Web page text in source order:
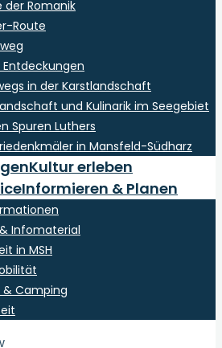
der Romanik
Route
in der Karstlandschaft
und Kulinarik im Seegebiet
Spuren Luthers
in Mansfeld-Südharz
Kultur erleben
Informieren & Planen
Infomaterial
in MSH
Camping